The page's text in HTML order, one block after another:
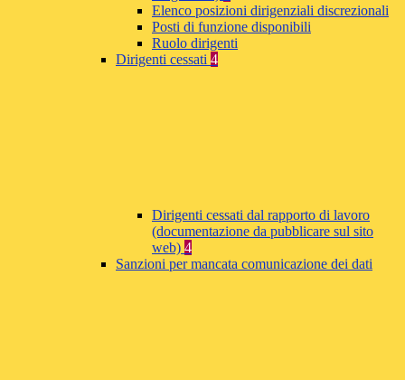
Elenco posizioni dirigenziali discrezionali
Posti di funzione disponibili
Ruolo dirigenti
Dirigenti cessati 4
Dirigenti cessati dal rapporto di lavoro
(documentazione da pubblicare sul sito
web) 4
Sanzioni per mancata comunicazione dei dati